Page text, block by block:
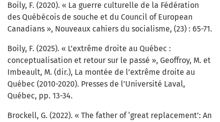
Boily, F. (2020). « La guerre culturelle de la Fédération
des Québécois de souche et du Council of European
Canadians », Nouveaux cahiers du socialisme, (23) : 65-71.
Boily, F. (2025). « L’extrême droite au Québec :
conceptualisation et retour sur le passé », Geoffroy, M. et
Imbeault, M. (dir.), La montée de l’extrême droite au
Québec (2010-2020). Presses de l’Université Laval,
Québec, pp. 13-34.
Brockell, G. (2022). « The father of ‘great replacement’: An